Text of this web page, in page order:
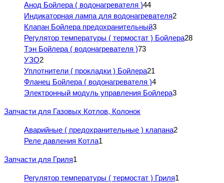
Анод Бойлера ( водонагревателя )44
Индикаторная лампа для водонагревателя2
Клапан Бойлера предохранительный3
Регулятор температуры ( термостат ) Бойлера28
Тэн Бойлера ( водонагревателя )73
УЗО2
Уплотнители ( прокладки ) Бойлера21
Фланец Бойлера ( водонагревателя )4
Электронный модуль управления Бойлера3
Запчасти для Газовых Котлов, Колонок
Аварийные ( предохранительные ) клапана2
Реле давления Котла1
Запчасти для Гриля1
Регулятор температуры ( термостат ) Гриля1